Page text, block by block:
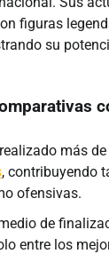
figuras
su
más de
, contribuyendo
ofensivas.
de
entre los